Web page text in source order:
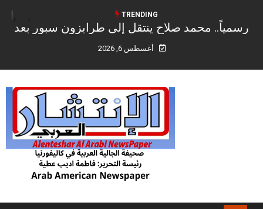
TRENDING
نتانياهو: إسرائيل لم توافق بعد على خطة غزة
المدعومة من الولايات المتحدة ونقلنا إلى واشنطن
أغسطس 6, 2026